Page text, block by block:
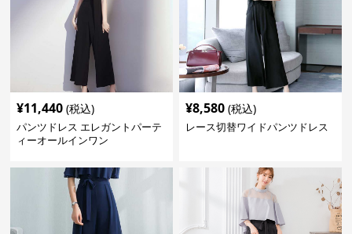
¥11,440 (税込)
パンツドレス エレガントパーテ
ィーオールインワン
¥8,580 (税込)
レース切替ワイドパンツドレス